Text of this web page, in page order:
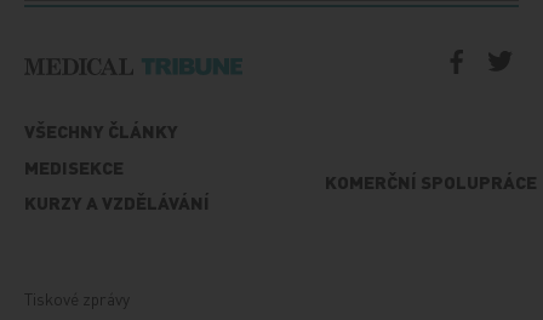
VŠECHNY ČLÁNKY
MEDISEKCE
KURZY A VZDĚLÁVÁNÍ
KOMERČNÍ SPOLUPRÁCE
Tiskové zprávy